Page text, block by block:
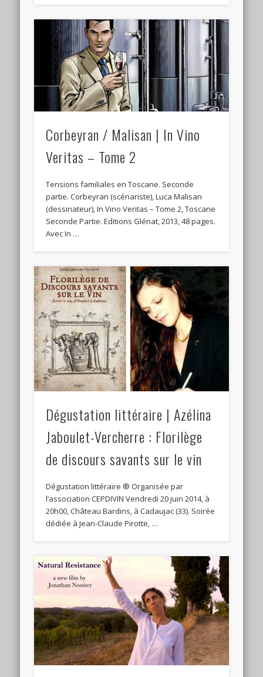
Corbeyran / Malisan | In Vino
Veritas – Tome 2
Tensions familiales en Toscane. Seconde
partie. Corbeyran (scénariste), Luca Malisan
(dessinateur), In Vino Veritas – Tome 2, Toscane
Seconde Partie. Editions Glénat, 2013, 48 pages.
Avec In …
Dégustation littéraire | Azélina
Jaboulet-Vercherre : Florilège
de discours savants sur le vin
Dégustation littéraire ® Organisée par
l’association CEPDIVIN Vendredi 20 juin 2014, à
20h00, Château Bardins, à Cadaujac (33). Soirée
dédiée à Jean-Claude Pirotte, …